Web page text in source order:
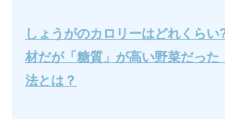
しょうがのカロリーはどれくら
材だが「糖質」が高い野菜だった
法とは？